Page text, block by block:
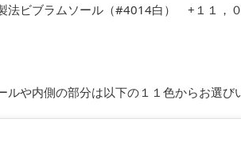
法ビブラムソール（#4014白） +１１，
ルや内側の部分は以下の１１色からお選